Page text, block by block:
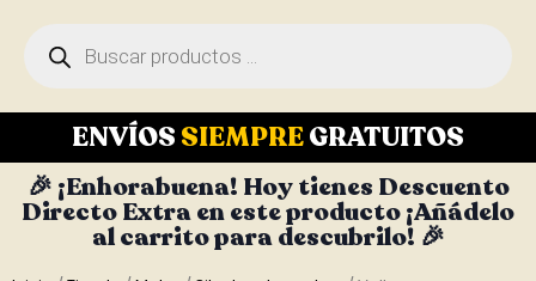
ENVÍOS SIEMPREGRATUITOS
🎉 ¡Enhorabuena! Hoy tienes Descuento
Directo Extra en este producto ¡Añádelo
al carrito para descubrilo! 🎉